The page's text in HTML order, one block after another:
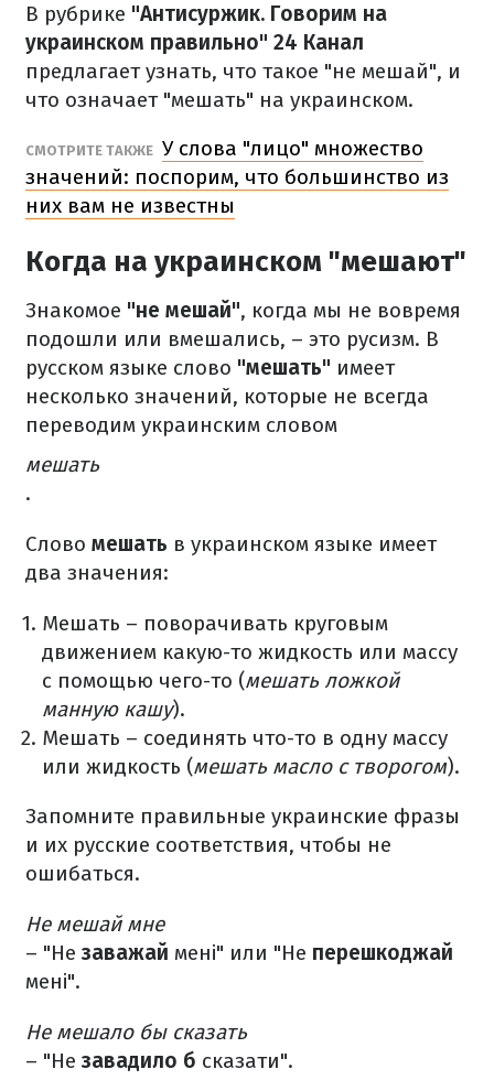
В рубрике "Антисуржик. Говорим на
украинском правильно" 24 Канал
предлагает узнать, что такое "не мешай", и
что означает "мешать" на украинском.
СМОТРИТЕ ТАКЖЕ У слова "лицо" множество
значений: поспорим, что большинство из
них вам не известны
Когда на украинском "мешают"
Знакомое "не мешай", когда мы не вовремя
подошли или вмешались, – это русизм. В
русском языке слово "мешать" имеет
несколько значений, которые не всегда
переводим украинским словом
мешать
.
Слово мешать в украинском языке имеет
два значения:
Мешать – поворачивать круговым
движением какую-то жидкость или массу
с помощью чего-то (мешать ложкой
манную кашу).
Мешать – соединять что-то в одну массу
или жидкость (мешать масло с творогом).
Запомните правильные украинские фразы
и их русские соответствия, чтобы не
ошибаться.
Не мешай мне
– "Незаважай мені" или "Не перешкоджай
мені".
Не мешало бы сказать
– "Незавадило б сказати".